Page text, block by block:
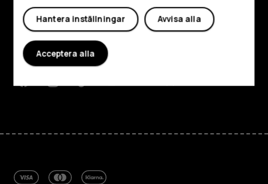
Om
Planet and people
Kundservice
FacebookInstagram
TiktokYoutubeLinkedinDiscord
Avvisa alla
Hantera inställningar
Acceptera alla